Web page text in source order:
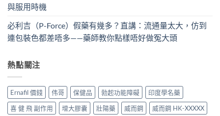
與服用時機
必利吉（P-Force）假藥有幾多？直講：流通量太大，仿到
連包裝色都差唔多——藥師教你點樣唔好做冤大頭
熱點關注
Ernafil 價錢 伟哥 保健品 勃起功能障礙
印度學名藥
喜 健 飛 副作用
增大膠囊 壯陽藥 威而鋼
威而鋼 HK-XXXXX